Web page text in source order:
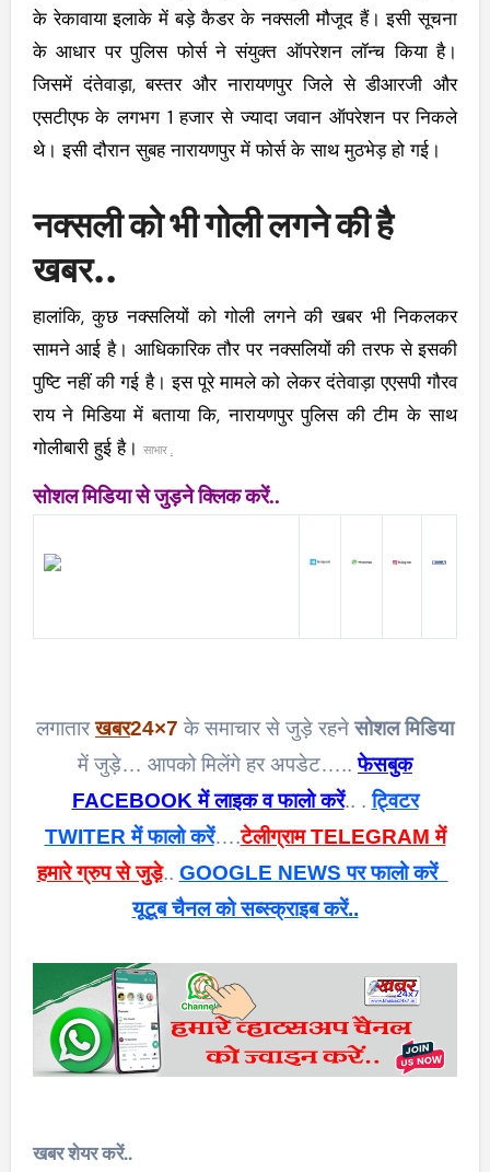
के रेकावाया इलाके में बड़े कैडर के नक्सली मौजूद हैं। इसी सूचना
के आधार पर पुलिस फोर्स ने संयुक्त ऑपरेशन लॉन्च किया है।
जिसमें दंतेवाड़ा, बस्तर और नारायणपुर जिले से डीआरजी और
एसटीएफ के लगभग 1 हजार से ज्यादा जवान ऑपरेशन पर निकले
थे। इसी दौरान सुबह नारायणपुर में फोर्स के साथ मुठभेड़ हो गई।
नक्सली को भी गोली लगने की है
खबर..
हालांकि, कुछ नक्सलियों को गोली लगने की खबर भी निकलकर
सामने आई है। आधिकारिक तौर पर नक्सलियों की तरफ से इसकी
पुष्टि नहीं की गई है। इस पूरे मामले को लेकर दंतेवाड़ा एएसपी गौरव
राय ने मिडिया में बताया कि, नारायणपुर पुलिस की टीम के साथ
गोलीबारी हुई है। साभार
सोशल मिडिया से जुड़ने क्लिक करें..
लगातारखबर24×7 के समाचार से जुड़े रहनेसोशल मिडिया
में जुड़े… आपको मिलेंगे हर अपडेट…..फेसबुक
FACEBOOK में लाइक व फालो करें.. .ट्विटर
TWITER में फालो करें….टेलीग्राम TELEGRAM में
हमारे ग्रुप से जुड़े.. GOOGLE NEWS पर फालो करें
यूटूब चैनल को सब्स्क्राइब करें..
खबर शेयर करें..